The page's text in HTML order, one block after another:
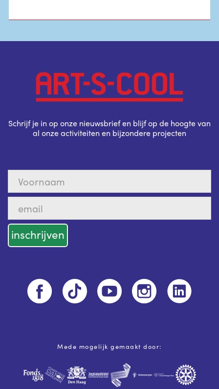
Schrijf je in op onze nieuwsbrief en blijf op de hoogte van
al onze activiteiten en bijzondere projecten
Mede mogelijk gemaakt door: